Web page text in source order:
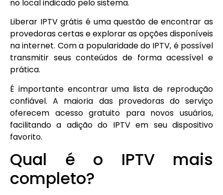
no local indicado pelo sistema.
Liberar IPTV grátis é uma questão de encontrar as
provedoras certas e explorar as opções disponíveis
na internet. Com a popularidade do IPTV, é possível
transmitir seus conteúdos de forma acessível e
prática.
É importante encontrar uma lista de reprodução
confiável. A maioria das provedoras do serviço
oferecem acesso gratuito para novos usuários,
facilitando a adição do IPTV em seu dispositivo
favorito.
Qual é o IPTV mais
completo?